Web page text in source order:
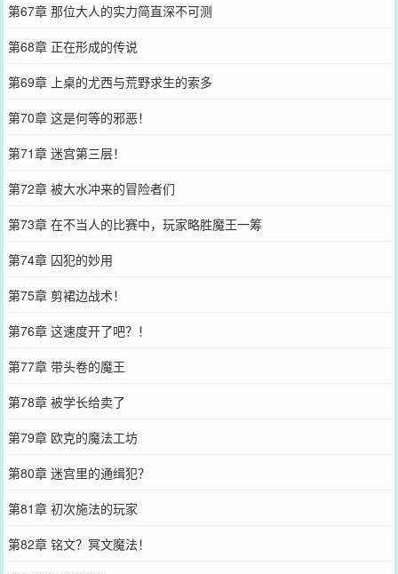
第67章 那位大人的实力简直深不可测
第68章 正在形成的传说
第69章 上桌的尤西与荒野求生的索多
第70章 这是何等的邪恶！
第71章 迷宫第三层！
第72章 被大水冲来的冒险者们
第73章 在不当人的比赛中，玩家略胜魔王一筹
第74章 囚犯的妙用
第75章 剪裙边战术！
第76章 这速度开了吧？！
第77章 带头卷的魔王
第78章 被学长给卖了
第79章 欧克的魔法工坊
第80章 迷宫里的通缉犯？
第81章 初次施法的玩家
第82章 铭文？冥文魔法！